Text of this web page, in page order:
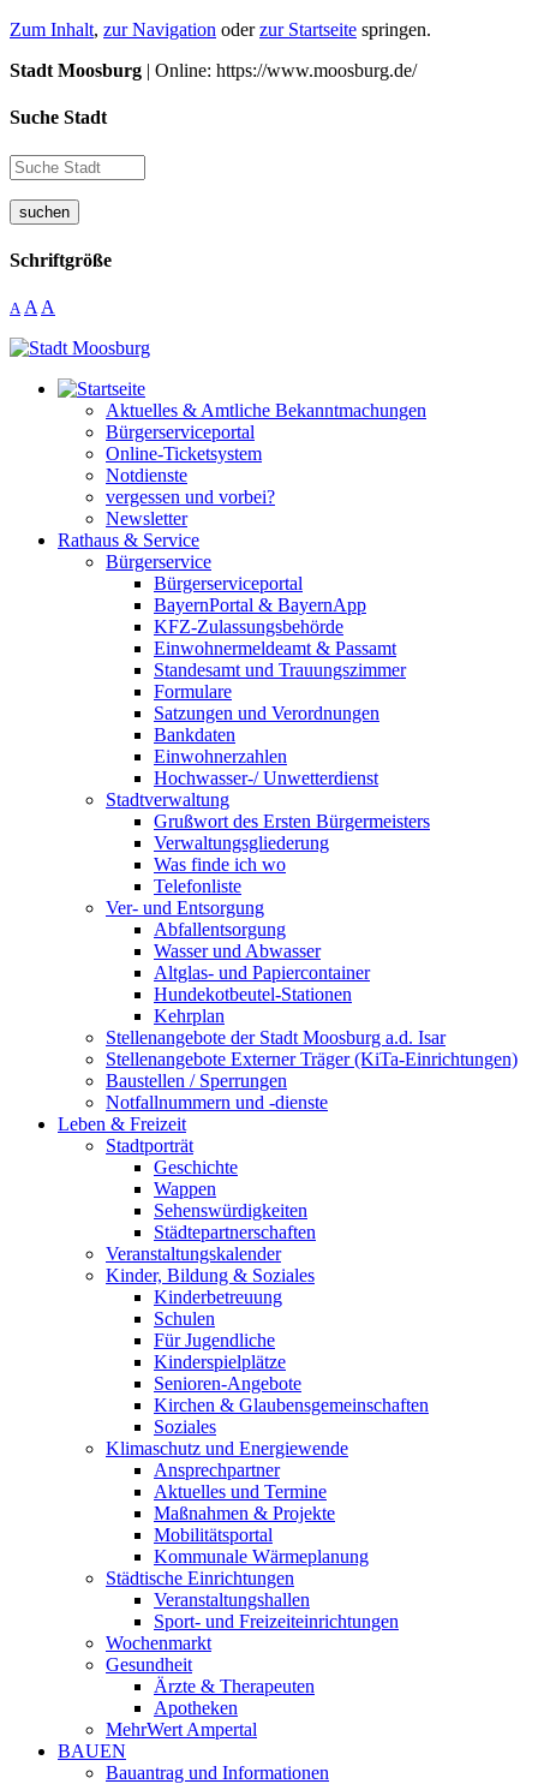
Zum Inhalt, zur Navigation oderzur Startseite springen.
Stadt Moosburg | Online: https://www.moosburg.de/
Suche Stadt
suchen
Schriftgröße
A A A
Aktuelles & Amtliche Bekanntmachungen
Bürgerserviceportal
Online-Ticketsystem
Notdienste
vergessen und vorbei?
Newsletter
Rathaus & Service
Bürgerservice
Bürgerserviceportal
BayernPortal & BayernApp
KFZ-Zulassungsbehörde
Einwohnermeldeamt & Passamt
Standesamt und Trauungszimmer
Formulare
Satzungen und Verordnungen
Bankdaten
Einwohnerzahlen
Hochwasser-/ Unwetterdienst
Stadtverwaltung
Grußwort des Ersten Bürgermeisters
Verwaltungsgliederung
Was finde ich wo
Telefonliste
Ver- und Entsorgung
Abfallentsorgung
Wasser und Abwasser
Altglas- und Papiercontainer
Hundekotbeutel-Stationen
Kehrplan
Stellenangebote der Stadt Moosburg a.d. Isar
Stellenangebote Externer Träger (KiTa-Einrichtungen)
Baustellen / Sperrungen
Notfallnummern und -dienste
Leben & Freizeit
Stadtporträt
Geschichte
Wappen
Sehenswürdigkeiten
Städtepartnerschaften
Veranstaltungskalender
Kinder, Bildung & Soziales
Kinderbetreuung
Schulen
Für Jugendliche
Kinderspielplätze
Senioren-Angebote
Kirchen & Glaubensgemeinschaften
Soziales
Klimaschutz und Energiewende
Ansprechpartner
Aktuelles und Termine
Maßnahmen & Projekte
Mobilitätsportal
Kommunale Wärmeplanung
Städtische Einrichtungen
Veranstaltungshallen
Sport- und Freizeiteinrichtungen
Wochenmarkt
Gesundheit
Ärzte & Therapeuten
Apotheken
MehrWert Ampertal
BAUEN
Bauantrag und Informationen